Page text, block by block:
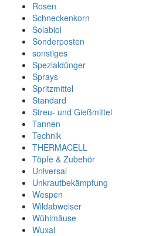
Rosen
Schneckenkorn
Solabiol
Sonderposten
sonstiges
Spezialdünger
Sprays
Spritzmittel
Standard
Streu- und Gießmittel
Tannen
Technik
THERMACELL
Töpfe & Zubehör
Universal
Unkrautbekämpfung
Wespen
Wildabweiser
Wühlmäuse
Wuxal